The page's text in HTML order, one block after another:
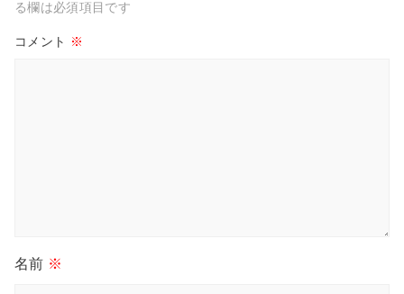
る欄は必須項目です
コメント ※
名前 ※